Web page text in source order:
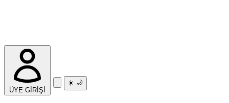
ÜYE GİRİŞİ
☀️ 🌙